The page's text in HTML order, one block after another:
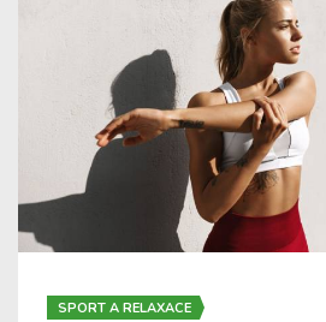
SPORT A RELAXACE